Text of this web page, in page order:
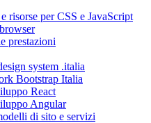
risorse per CSS e JavaScript
prestazioni
system .italia
Bootstrap Italia
React
Angular
di sito e servizi